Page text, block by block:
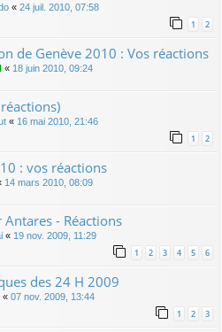
« 24 juil. 2010, 07:58
1 2
de Genève 2010 : Vos réactions
« 18 juin 2010, 09:24
« 16 mai 2010, 21:46
1 2
: vos réactions
14 mars 2010, 08:09
Antares - Réactions
« 19 nov. 2009, 11:29
1 2 3 4 5 6
des 24 H 2009
« 07 nov. 2009, 13:44
1 2 3